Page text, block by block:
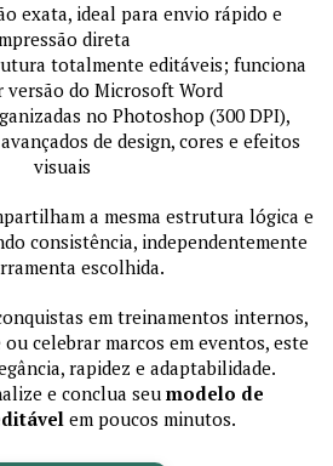
exata, ideal para envio rápido e
direta
totalmente editáveis; funciona
versão do Microsoft Word
no Photoshop (300 DPI),
de design, cores e efeitos
visuais
a mesma estrutura lógica e
consistência, independentemente
escolhida.
em treinamentos internos,
celebrar marcos em eventos, este
rapidez e adaptabilidade.
e conclua seu modelo de
em poucos minutos.